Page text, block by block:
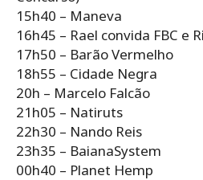
15h40 – Maneva
16h45 – Rael convida FBC e
17h50 – Barão Vermelho
18h55 – Cidade Negra
20h – Marcelo Falcão
21h05 – Natiruts
22h30 – Nando Reis
23h35 – BaianaSystem
00h40 – Planet Hemp